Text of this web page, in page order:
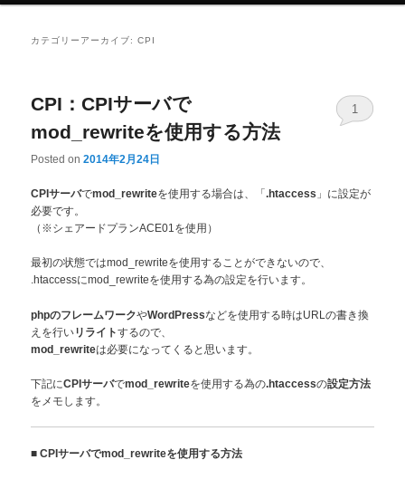
カテゴリーアーカイブ:CPI
CPI：CPIサーバで
mod_rewriteを使用する方法
Posted on2014年2月24日
1
CPIサーバでmod_rewriteを使用する場合は、「.htaccess 」に設定が
必要です。
（※シェアードプランACE01を使用）
最初の状態ではmod_rewriteを使用することができないので、
.htaccessにmod_rewriteを使用する為の設定を行います。
phpのフレームワークやWordPressなどを使用する時はURLの書き換
えを行いリライトするので、
mod_rewriteは必要になってくると思います。
下記にCPIサーバでmod_rewriteを使用する為の.htaccessの設定方法
をメモします。
■CPIサーバでmod_rewriteを使用する方法